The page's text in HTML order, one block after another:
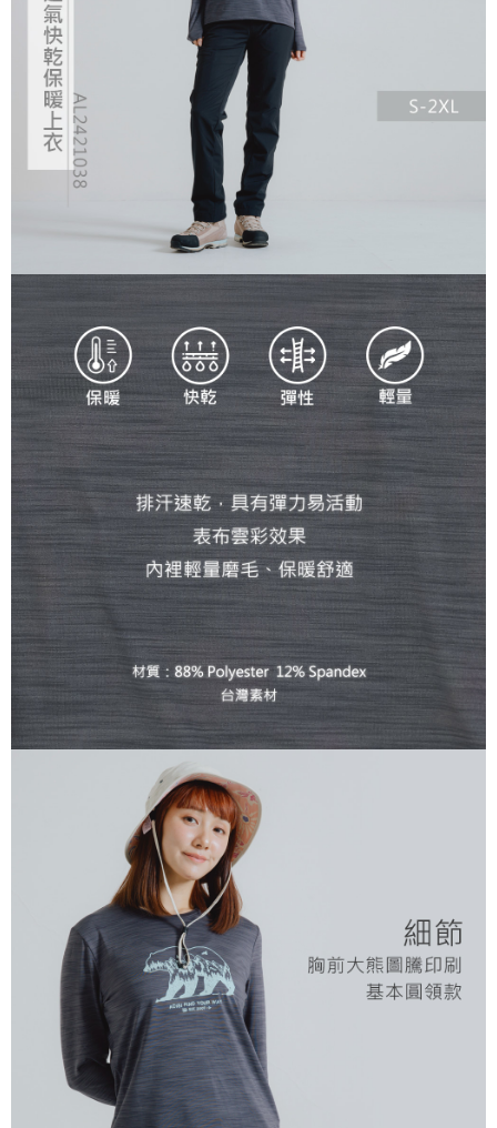
１．透過由恩沛科技股份有限公司提供之「AFTEE先享後付」服務完成之交
易，需依本服務之必要範圍內提供個人資料，並將交易相關給付款項請求債
權轉讓予恩沛科技股份有限公司。
２．關於個人資料處理事宜，請瀏覽以下網址：
https://aftee.tw/terms/#terms3
３．未成年的使用者請事先徵得法定代理人或監護人之同意方可使用
「AFTEE先享後付」，若未經同意申辦者引起之損失，本公司不負相關責
任。
４．使用「AFTEE先享後付」時，將依據個別帳號之用戶狀況，依本公司即
時審查核予不同之上限額度；若仍有額度不足之情形，本公司將視審查結果
５．嚴禁一人註冊多個帳號或使用他人資訊註冊。若發現惡意使用之情形，
恩沛科技股份有限公司將有權停止該用戶之使用額度並採取法律行動。
貨到付款
每筆NT$130，滿NT$3,000(含以上)免運費